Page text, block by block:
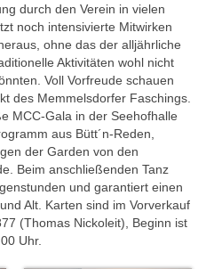
Fastnachtsverband
2015/2016
2014/2015
durch den Verein in vielen
noch intensivierte Mitwirken
ohne das der alljährliche
Aktivitäten wohl nicht
Voll Vorfreude schauen
des Memmelsdorfer Faschings.
MCC-Gala in der Seehofhalle
aus Bütt´n-Reden,
der Garden von den
Beim anschließenden Tanz
und garantiert einen
Alt. Karten sind im Vorverkauf
(Thomas Nickoleit), Beginn ist
Uhr.